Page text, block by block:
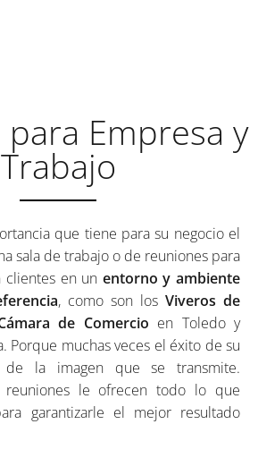
para Empresa y
Trabajo
que tiene para su negocio el
sala de trabajo o de reuniones para
clientes en un entorno y ambiente
, como son los Viveros de
de Comercio en Toledo y
Porque muchas veces el éxito de su
de la imagen que se transmite.
reuniones le ofrecen todo lo que
garantizarle el mejor resultado